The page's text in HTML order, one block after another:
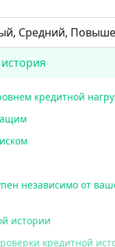
Средний,
кредитной
независимо от
истории
кредитной